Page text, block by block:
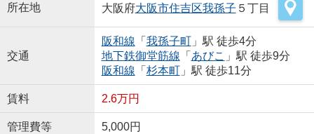
所在地 大阪府大阪市住吉区我孫子 ５丁目
交通
阪和線 「 我孫子町」駅 徒歩4分
地下鉄御堂筋線 「 あびこ 」駅 徒歩9分
阪和線 「 杉本町」駅 徒歩11分
賃料 2.6万円
管理費等 5,000円